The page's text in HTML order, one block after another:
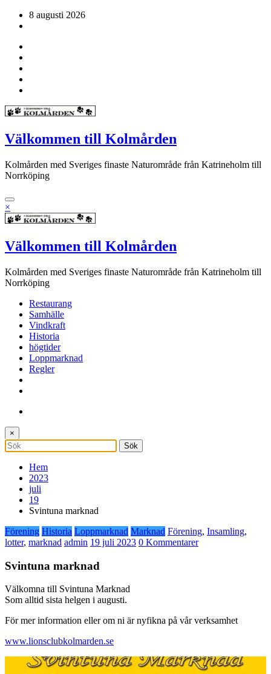
Hoppa8 augusti 2026
Välkommen till Kolmården
Kolmården med Sveriges finaste Naturområde från Katrineholm till
Norrköping
×
Välkommen till Kolmården
Kolmården med Sveriges finaste Naturområde från Katrineholm till
Norrköping
Restaurang
Samhälle
Vindkraft
Historia
högtider
Loppmarknad
Regler
×
Hem
2023
juli
19
Svintuna marknad
Förening Historia Loppmarknad Marknad Förening, Insamling,
lotter, marknad admin 19 juli 2023 0 Kommentarer
Svintuna marknad
Välkomna till Svintuna Marknad
Som alltid sista helgen i augusti.
För mer information eller om ni är nyfikna på vår verksamhet
www.lionsclubkolmarden.se